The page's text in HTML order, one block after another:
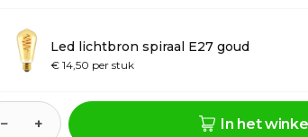
Led lichtbron spiraal E27 goud
€ 14,50 per stuk
− + In het